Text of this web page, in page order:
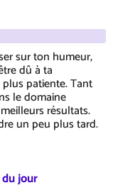
sur ton humeur,
dû à ta
patiente. Tant
le domaine
résultats.
un peu plus tard.
jour